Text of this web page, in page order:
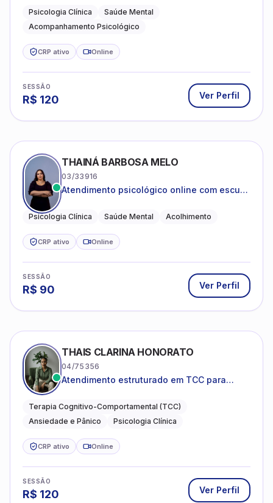
Psicologia Clínica
Saúde Mental
Acompanhamento Psicológico
CRP ativo Online
SESSÃO
R$ 120 Ver Perfil
THAINÁ BARBOSA MELO
03/33916
Atendimento psicológico online com escuta
emocional
Psicologia Clínica Saúde Mental Acolhimento
CRP ativo Online
SESSÃO
R$ 90 Ver Perfil
THAIS CLARINA HONORATO
04/75356
Atendimento estruturado em TCC para
excessiva
Terapia Cognitivo-Comportamental (TCC)
Ansiedade e Pânico
Psicologia Clínica
CRP ativo Online
SESSÃO
R$ 120 Ver Perfil